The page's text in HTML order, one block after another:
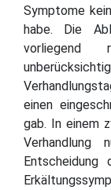
Symptome
habe. Die
vorliegend
einen
gab. In einem
Verhandlung